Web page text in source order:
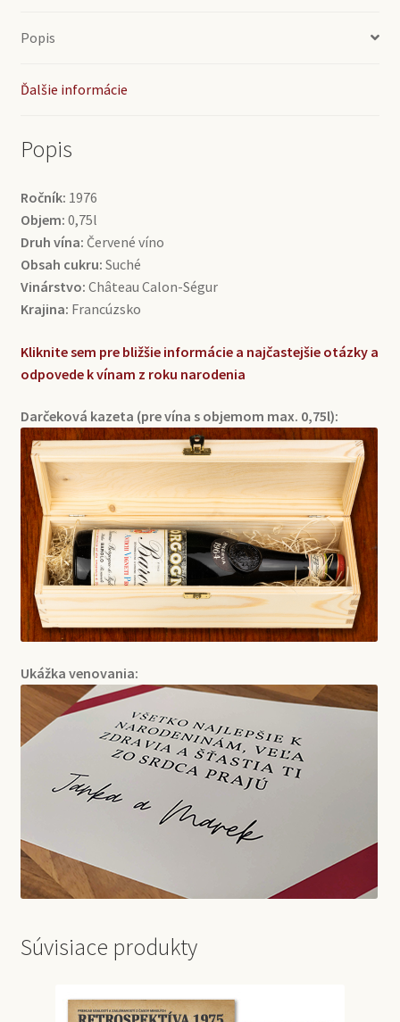
Ségur
Popis
Ďalšie informácie
Popis
Ročník: 1976
Objem: 0,75l
Druh vína: Červené víno
Obsah cukru: Suché
Vinárstvo: Château Calon-Ségur
Krajina: Francúzsko
Kliknite sem pre bližšie informácie a najčastejšie otázky a
odpovede k vínam z roku narodenia
Darčeková kazeta (pre vína s objemom max. 0,75l):
Ukážka venovania:
Súvisiace produkty